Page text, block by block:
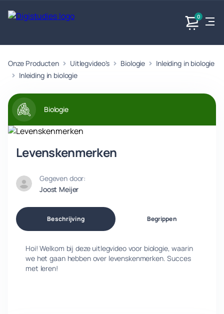
0
Exacte
vakken
Geen
vakken.
Taalvakken
vakken.
MaatschappijvakkenProducten
Onze Producten Uitlegvideo's Biologie
Inleiding in biologie
Inleiding in biologie
Biologie
Levenskenmerken
Gegeven door:
Joost Meijer
Beschrijving Begrippen
Hoi! Welkom bij deze uitlegvideo voor biologie, waarin
we het gaan hebben over levenskenmerken. Succes
met leren!